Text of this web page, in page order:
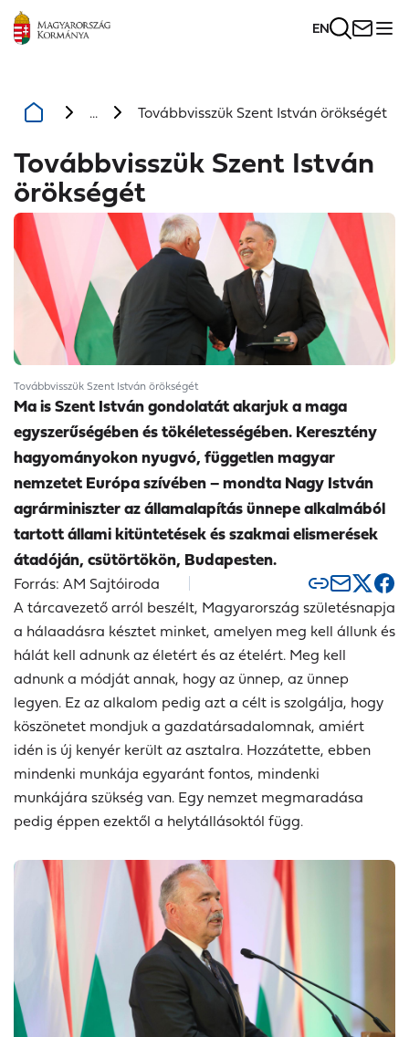
EN
... Továbbvisszük Szent István örökségét
Továbbvisszük Szent István
örökségét
Továbbvisszük Szent István örökségét
Ma is Szent István gondolatát akarjuk a maga
egyszerűségében és tökéletességében. Keresztény
hagyományokon nyugvó, független magyar
nemzetet Európa szívében – mondta Nagy István
agrárminiszter az államalapítás ünnepe alkalmából
tartott állami kitüntetések és szakmai elismerések
átadóján, csütörtökön, Budapesten.
Forrás: AM Sajtóiroda
A tárcavezető arról beszélt, Magyarország születésnapja
a hálaadásra késztet minket, amelyen meg kell állunk és
hálát kell adnunk az életért és az ételért. Meg kell
adnunk a módját annak, hogy az ünnep, az ünnep
legyen. Ez az alkalom pedig azt a célt is szolgálja, hogy
köszönetet mondjuk a gazdatársadalomnak, amiért
idén is új kenyér került az asztalra. Hozzátette, ebben
mindenki munkája egyaránt fontos, mindenki
munkájára szükség van. Egy nemzet megmaradása
pedig éppen ezektől a helytállásoktól függ.